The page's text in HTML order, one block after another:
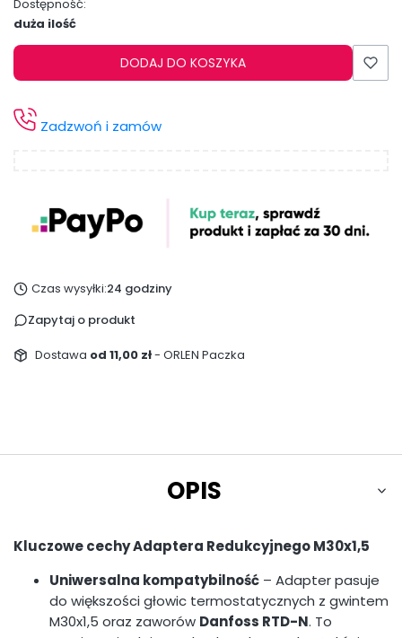
Dostępność:
duża ilość
DODAJ DO KOSZYKA
Zadzwoń i zamów
Czas wysyłki:24 godziny
Zapytaj o produkt
Dostawa od 11,00 zł- ORLEN Paczka
OPIS
Kluczowe cechy Adaptera Redukcyjnego M30x1,5
Uniwersalna kompatybilność – Adapter pasuje
do większości głowic termostatycznych z gwintem
M30x1,5 oraz zaworów Danfoss RTD-N. To